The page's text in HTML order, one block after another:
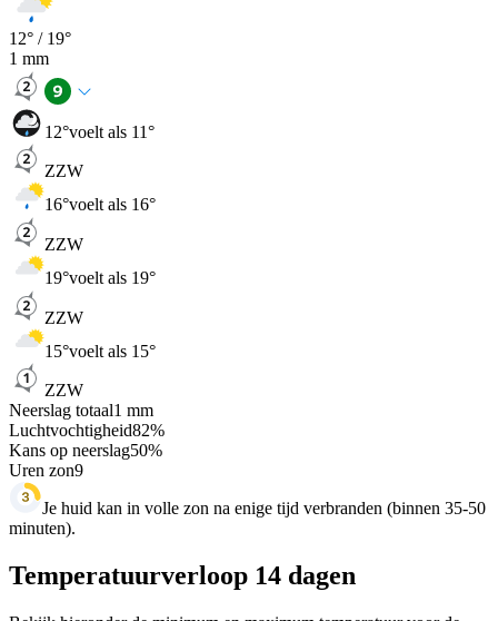
12° / 19°
1 mm
12°voelt als 11°
ZZW
16°voelt als 16°
ZZW
19°voelt als 19°
ZZW
15°voelt als 15°
ZZW
Neerslag totaal1 mm
Luchtvochtigheid82%
Kans op neerslag50%
Uren zon9
Je huid kan in volle zon na enige tijd verbranden (binnen 35-50
minuten).
Temperatuurverloop 14 dagen